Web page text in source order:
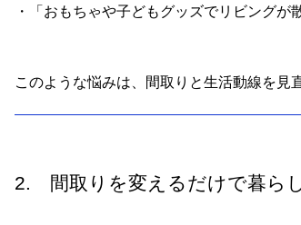
・「おもちゃや子どもグッズでリビングが
このような悩みは、間取りと生活動線を
2. 間取りを変えるだけで暮ら